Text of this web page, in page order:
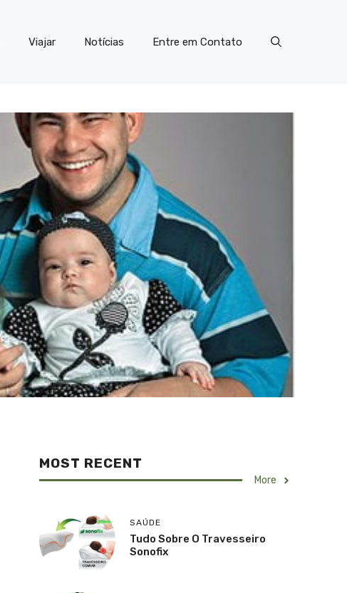
Viajar Notícias Entre em Contato
MOST RECENT
More
SAÚDE
Tudo Sobre O Travesseiro
Sonofix